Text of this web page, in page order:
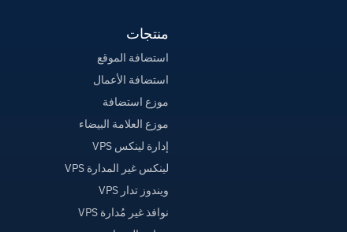
منتجات
استضافة الموقع
استضافة الأعمال
موزع استضافة
موزع العلامة البيضاء
إدارة لينكس VPS
لينكس غير المدارة VPS
ويندوز تدار VPS
نوافذ غير مُدارة VPS